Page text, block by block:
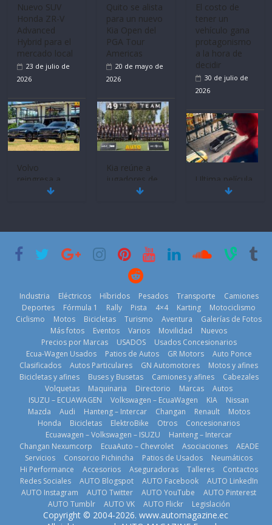
Nuevo SUV
Honda ZR-V
Advanced
Hybrid para el
mercado local
23 de julio de
2026
Volvo
reingresa a
Ecuador de la
18 de julio de
2026
Mercado
automotor
ecuatoriano
creció un 28%
en julio de
2026
4 de agosto de
Quito se alista
para un nuevo
Kia Open del
PGA Tour
Americas
20 de mayo de
2026
Kia reúne a
jugadores de
fútbol de todo
2026
La Vuelta al
Ecuador 2026,
edición 47ª,
recorre 7
provincias en 8
días
1 de agosto de
2026
La FEDAK
El costo de
tener un
vehículo gana
protagonismo
a la hora de
decidir
30 de julio de
2026
Ultima película
‘Spider‑Man:
29 de julio de
¿Qué puede
pasar con tu
vehículo si
permanece
varios días sin
usar?
3 de agosto de
2026
Industria Eléctricos Híbridos Pesados Transporte
Camiones
Deportes
Fórmula 1 Rally Pista 4×4 Karting
Motociclismo
Ciclismo
Motos Bicicletas Turismo Aventura
Galerías de Fotos
Más fotos
Eventos Varios Movilidad
Nuevos
Precios por Marcas
USADOS
Usados Concesionarios
Ecua-Wagen Usados
Patios de Autos GR Motors
Auto Ponce
Clasificados
Autos Particulares GN Automotores
Motos y afines
Bicicletas y afines
Buses y Busetas Camiones y afines
Cabezales
Volquetas
Maquinaria Directorio Marcas
Autos
ISUZU – ECUAWAGEN
Volkswagen – EcuaWagen KIA
Nissan
Mazda
Audi Hanteng – Intercar Changan Renault
Motos
Honda
Bicicletas ElektroBike Otros
Concesionarios
Ecuawagen – Volkswagen – ISUZU
Hanteng – Intercar
Changan Nexumcorp
EcuaAuto – Chevrolet Asociaciones
AEADE
Servicios
Consorcio Pichincha Patios de Usados
Neumáticos
Hi Performance
Accesorios Aseguradoras Talleres
Contactos
Redes Sociales
AUTO Blogspot AUTO Facebook
AUTO LinkedIn
AUTO Instagram
AUTO Twitter AUTO YouTube
AUTO Pinterest
AUTO Tumblr
AUTO VK AUTO Flickr Legislación
Copyright © 2004-2026. www.automagazine.ec